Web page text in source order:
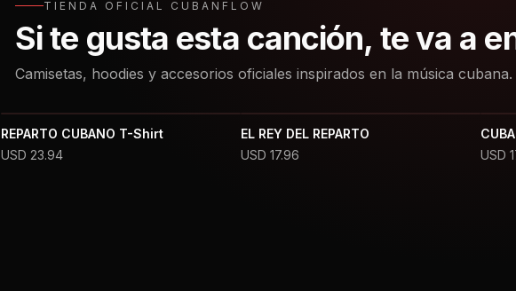
TIENDA OFICIAL CUBANFLOW
Si te gusta esta canción, te va a
Camisetas, hoodies y accesorios oficiales inspirados en la música cubana.
REPARTO CUBANO T-Shirt
USD 23.94
EL REY DEL REPARTO
USD 17.96
USD